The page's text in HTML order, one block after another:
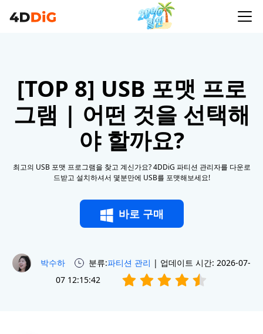
[TOP 8] USB 포맷 프로
그램 | 어떤 것을 선택해
야 할까요?
최고의 USB 포맷 프로그램을 찾고 계신가요? 4DDiG 파티션 관리자를 다운로
드받고 설치하셔서 몇분만에 USB를 포맷해보세요!
바로 구매
박수하 분류:파티션 관리 | 업데이트 시간: 2026-07-
07 12:15:42